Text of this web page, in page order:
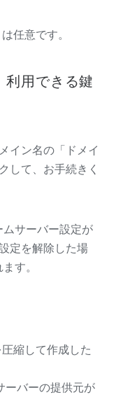
任意です。
利用できる鍵
イン名の「ドメイ
して、お手続きく
サーバー設定が
定を解除した場
す。
縮して作成した
ーバーの提供元が